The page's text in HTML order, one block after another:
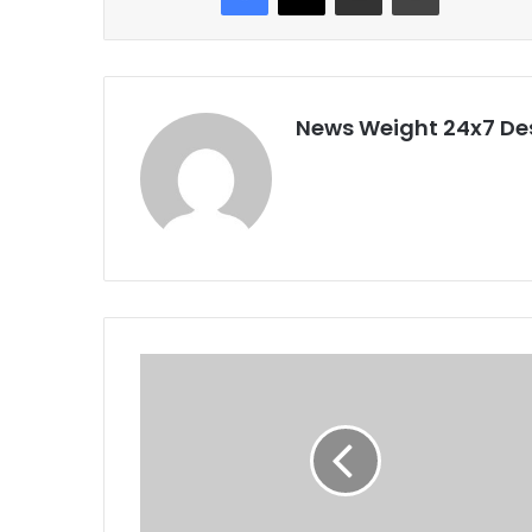
News Weight 24x7